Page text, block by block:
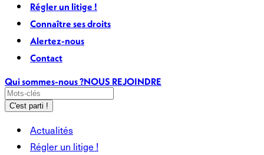
Régler un litige !
Connaître ses droits
Alertez-nous
Contact
Qui sommes-nous ?NOUS REJOINDRE
Recherche
:
Actualités
Régler un litige !